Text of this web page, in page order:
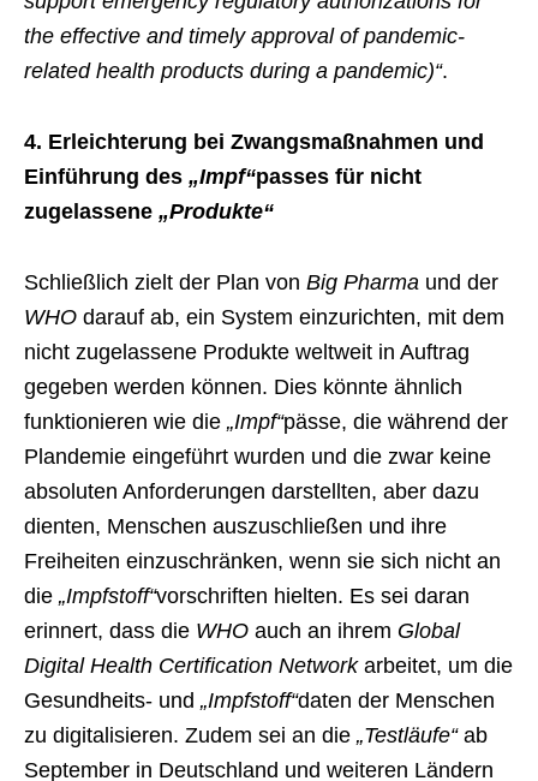
the effective and timely approval of pandemic-
related health products during a pandemic)“.
4. Erleichterung bei Zwangsmaßnahmen und
Einführung des „Impf“passes für nicht
zugelassene „Produkte“
Schließlich zielt der Plan von Big Pharma und der
WHO darauf ab, ein System einzurichten, mit dem
nicht zugelassene Produkte weltweit in Auftrag
gegeben werden können. Dies könnte ähnlich
funktionieren wie die „Impf“pässe, die während der
Plandemie eingeführt wurden und die zwar keine
absoluten Anforderungen darstellten, aber dazu
dienten, Menschen auszuschließen und ihre
Freiheiten einzuschränken, wenn sie sich nicht an
die „Impfstoff“vorschriften hielten. Es sei daran
erinnert, dass die WHO auch an ihrem Global
Digital Health Certification Networkarbeitet, um die
Gesundheits- und „Impfstoff“daten der Menschen
zu digitalisieren. Zudem sei an die „Testläufe“ab
September in Deutschland und weiteren Ländern